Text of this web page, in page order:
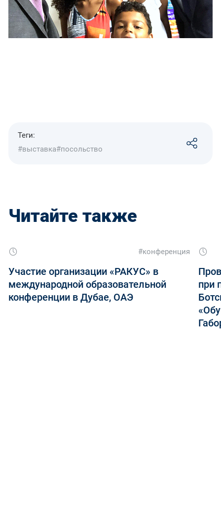
Теги:
#выставка#посольство
Читайте также
#конференция
Участие организации «РАКУС» в
международной образовательной
конференции в Дубае, ОАЭ
при